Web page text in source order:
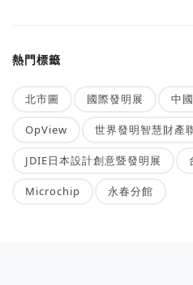
熱門標籤
北市圖 國際發明展 中
OpView 世界發明智慧財產
JDIE日本設計創意暨發明展
Microchip 永春分館